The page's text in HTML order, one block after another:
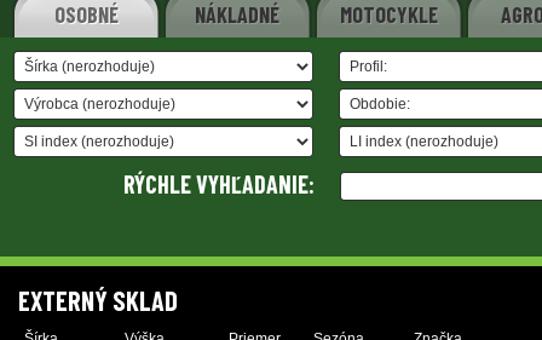
OSOBNÉ NÁKLADNÉ MOTOCYKLE
RÝCHLE VYHĽADANIE:
EXTERNÝ SKLAD